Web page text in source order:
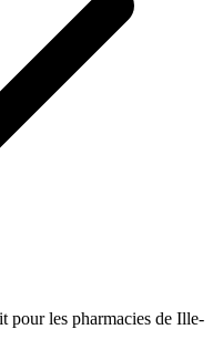
pour les pharmacies de Ille-